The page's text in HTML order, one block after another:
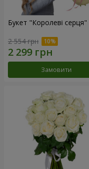
Букет "Королеві серця"
2 554 грн
Замовити